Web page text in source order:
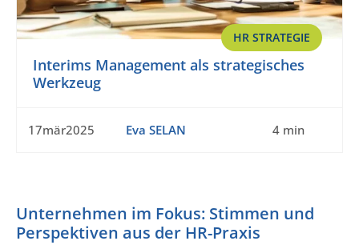
HR STRATEGIE
Interims Management als strategisches
Werkzeug
17mär2025 Eva SELAN 4 min
Unternehmen im Fokus: Stimmen und
Perspektiven aus der HR-Praxis